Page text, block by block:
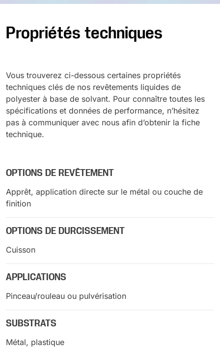
Propriétés techniques
Vous trouverez ci-dessous certaines propriétés
techniques clés de nos revêtements liquides de
polyester à base de solvant. Pour connaître toutes les
spécifications et données de performance, n’hésitez
pas à communiquer avec nous afin d’obtenir la fiche
technique.
OPTIONS DE REVÊTEMENT
Apprêt, application directe sur le métal ou couche de
finition
OPTIONS DE DURCISSEMENT
Cuisson
APPLICATIONS
Pinceau/rouleau ou pulvérisation
SUBSTRATS
Métal, plastique